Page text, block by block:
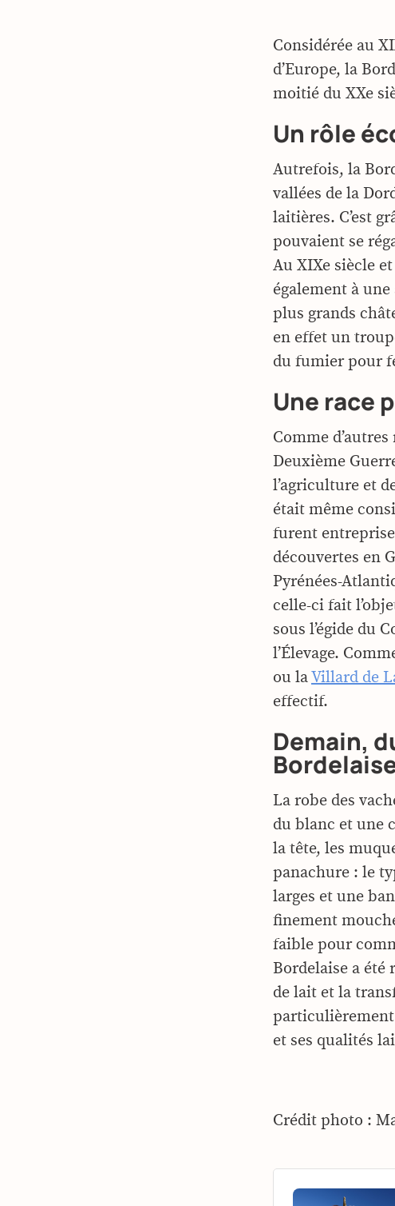
Considérée au
d’Europe, la
moitié du XXe
Un rôle
Autrefois, la
vallées de la
laitières. C’est
pouvaient se
Au XIXe siècle
également à
plus grands
en effet un
du fumier pour
Une race
Comme
Deuxième
l’agriculture et
était même
furent
découvertes en
Pyrénées-
celle-ci fait
sous l’égide du
l’Élevage.
ou la Villard de
effectif.
Demain,
La robe des
du blanc et une
la tête, les
panachure : le
larges et une
finement
faible pour
Bordelaise a
de lait et la
particulièrement
et ses qualités
Crédit photo :